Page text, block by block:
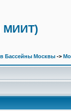
МИИТ)
Бассейны Москвы ->